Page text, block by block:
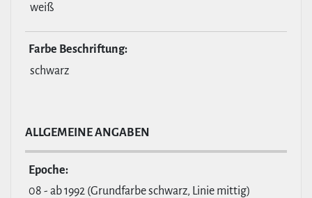
weiß
Farbe Beschrif­tung:
schwarz
ALL­GE­MEINE ANGABEN
Epoche:
08 - ab 1992 (Grundfarbe schwarz, Linie mittig)